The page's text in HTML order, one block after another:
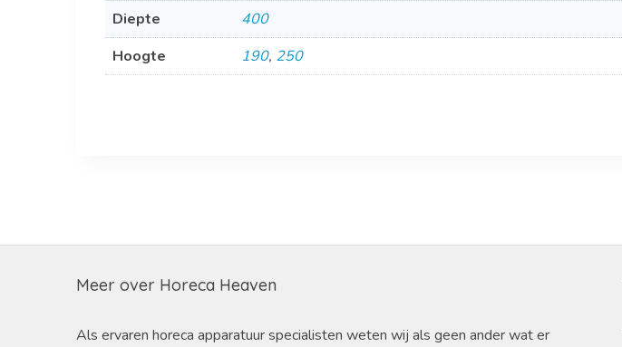
Diepte
400
Hoogte
190, 250
Meer over Horeca Heaven
Als ervaren horeca apparatuur specialisten weten wij als geen ander wat er